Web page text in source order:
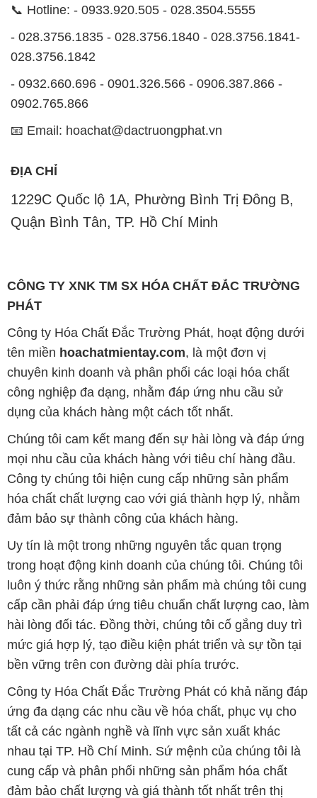
📞 Hotline: - 0933.920.505 - 028.3504.5555
- 028.3756.1835 - 028.3756.1840 - 028.3756.1841-
028.3756.1842
- 0932.660.696 - 0901.326.566 - 0906.387.866 -
0902.765.866
📧 Email: hoachat@dactruongphat.vn
ĐỊA CHỈ
1229C Quốc lộ 1A, Phường Bình Trị Đông B,
Quận Bình Tân, TP. Hồ Chí Minh
CÔNG TY XNK TM SX HÓA CHẤT ĐẮC TRƯỜNG
PHÁT
Công ty Hóa Chất Đắc Trường Phát, hoạt động dưới
tên miền hoachatmientay.com, là một đơn vị
chuyên kinh doanh và phân phối các loại hóa chất
công nghiệp đa dạng, nhằm đáp ứng nhu cầu sử
dụng của khách hàng một cách tốt nhất.
Chúng tôi cam kết mang đến sự hài lòng và đáp ứng
mọi nhu cầu của khách hàng với tiêu chí hàng đầu.
Công ty chúng tôi hiện cung cấp những sản phẩm
hóa chất chất lượng cao với giá thành hợp lý, nhằm
đảm bảo sự thành công của khách hàng.
Uy tín là một trong những nguyên tắc quan trọng
trong hoạt động kinh doanh của chúng tôi. Chúng tôi
luôn ý thức rằng những sản phẩm mà chúng tôi cung
cấp cần phải đáp ứng tiêu chuẩn chất lượng cao, làm
hài lòng đối tác. Đồng thời, chúng tôi cố gắng duy trì
mức giá hợp lý, tạo điều kiện phát triển và sự tồn tại
bền vững trên con đường dài phía trước.
Công ty Hóa Chất Đắc Trường Phát có khả năng đáp
ứng đa dạng các nhu cầu về hóa chất, phục vụ cho
tất cả các ngành nghề và lĩnh vực sản xuất khác
nhau tại TP. Hồ Chí Minh. Sứ mệnh của chúng tôi là
cung cấp và phân phối những sản phẩm hóa chất
đảm bảo chất lượng và giá thành tốt nhất trên thị